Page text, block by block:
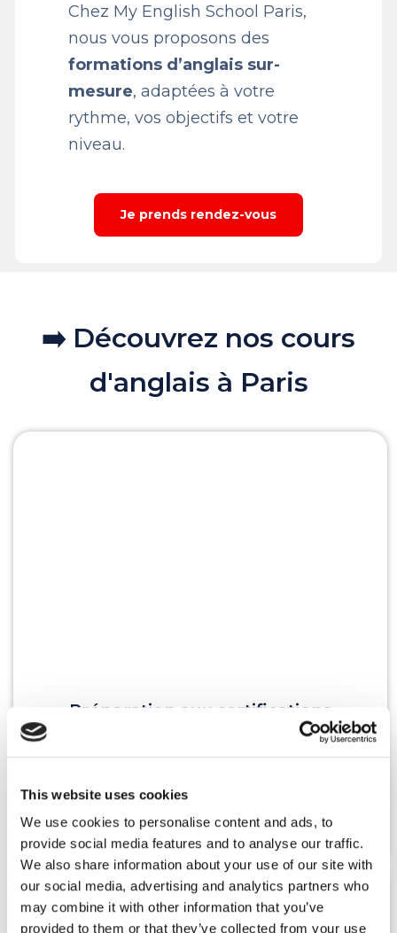
This website uses cookies
We use cookies to personalise content and ads, to
provide social media features and to analyse our traffic.
We also share information about your use of our site with
our social media, advertising and analytics partners who
may combine it with other information that you’ve
provided to them or that they’ve collected from your use
Chez My English School Paris,
nous vous proposons des
formations d’anglais sur-
mesure, adaptées à votre
rythme, vos objectifs et votre
niveau.
Je prends rendez-vous
➡️ Découvrez nos cours
d'anglais à Paris
Préparation aux certifications
En savoir plus